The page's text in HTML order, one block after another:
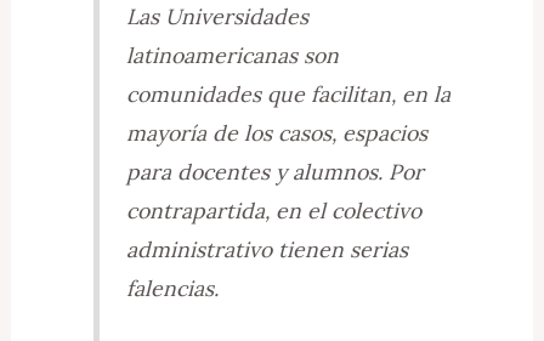
Las Universidades
latinoamericanas son
comunidades que facilitan, en la
mayoría de los casos, espacios
para docentes y alumnos. Por
contrapartida, en el colectivo
administrativo tienen serias
falencias.